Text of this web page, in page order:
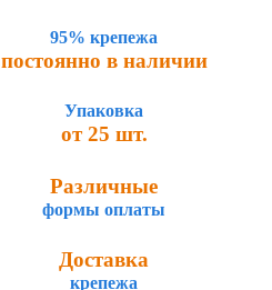
95% крепежа
постоянно в наличии
Упаковка
от 25 шт.
Различные
формы оплаты
Доставка
крепежа